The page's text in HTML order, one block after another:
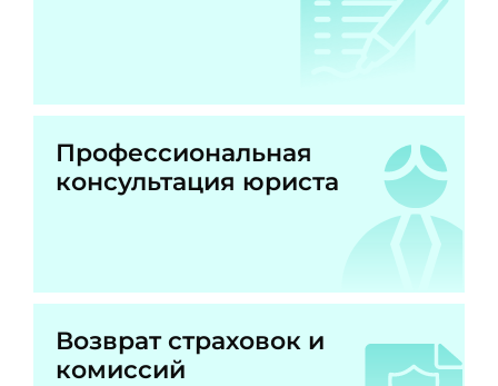
Профессиональная
консультация юриста
Возврат страховок и
комиссий